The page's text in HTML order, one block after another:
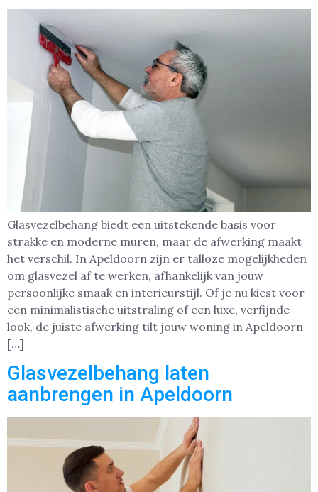
Glasvezelbehang biedt een uitstekende basis voor
strakke en moderne muren, maar de afwerking maakt
het verschil. In Apeldoorn zijn er talloze mogelijkheden
om glasvezel af te werken, afhankelijk van jouw
persoonlijke smaak en interieurstijl. Of je nu kiest voor
een minimalistische uitstraling of een luxe, verfijnde
look, de juiste afwerking tilt jouw woning in Apeldoorn
[…]
Glasvezelbehang laten
aanbrengen in Apeldoorn